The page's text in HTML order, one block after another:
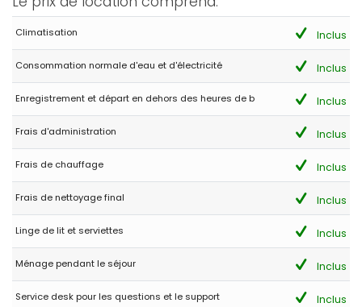
Familles avec jeunes enfants - Octobre 2019 - France :
Superbe villa avec piscine. Au calme et bien localisée !
- 8,0
Familles avec adolescents - Juillet 2018 - France :
Belle maison avec suffisamment de vaisselle, chaises,
parasols, transats.MAISON TRÈS BIEN TRÈS BONNES PRESTATIONS
- 8,6
Familles avec adolescents - Mai 2018 - Espagne :
(Texte original)
Chalet muy acogedor, maravilloso
Climatisation Inclus
Consommation normale d'eau et d'électricité Inclus
Enregistrement et départ en dehors des heures de b Inclus
Frais d'administration Inclus
Frais de chauffage Inclus
Frais de nettoyage final Inclus
Linge de lit et serviettes Inclus
Ménage pendant le séjour Inclus
Service desk pour les questions et le support Inclus